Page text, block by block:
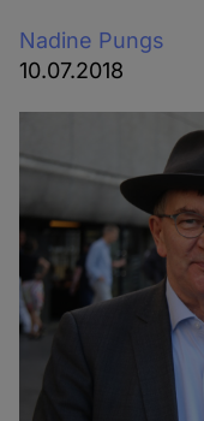
Nadine Pungs
10.07.2018